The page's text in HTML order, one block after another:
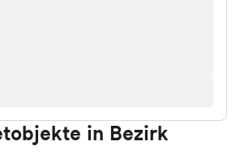
in Bezirk